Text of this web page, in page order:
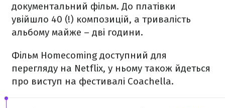
документальний фільм. До платівки
увійшло 40 (!) композицій, а тривалість
альбому майже – дві години.
Фільм Homecoming доступний для
перегляду на Netflix, у ньому також йдеться
про виступ на фестивалі Coachella.